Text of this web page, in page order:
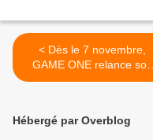
< Dès le 7 novembre,
GAME ONE relance son
émission dédiée au
Hébergé par Overblog